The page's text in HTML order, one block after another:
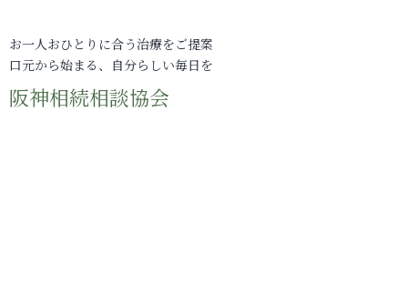
お一人おひとりに合う治療をご提案
口元から始まる、自分らしい毎日を
阪神相続相談協会